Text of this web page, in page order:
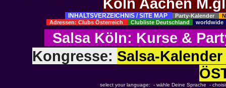
INHALTSVERZEICHNIS / SITE MAP Party-Kalender
Adressen: Clubs Österreich
Clubliste Deutschland worldwide
Salsa Köln: Kurse &
Kongresse: Salsa-
select your language: - wähle Deine Sprache -